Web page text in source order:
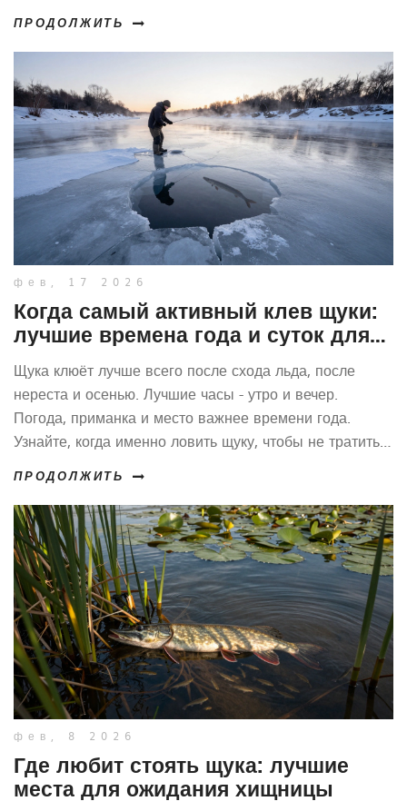
ПРОДОЛЖИТЬ
фев, 17 2026
Когда самый активный клев щуки:
лучшие времена года и суток для
охоты на хищницу
Щука клюёт лучше всего после схода льда, после
нереста и осенью. Лучшие часы - утро и вечер.
Погода, приманка и место важнее времени года.
Узнайте, когда именно ловить щуку, чтобы не тратить
ПРОДОЛЖИТЬ
фев, 8 2026
Где любит стоять щука: лучшие
места для ожидания хищницы